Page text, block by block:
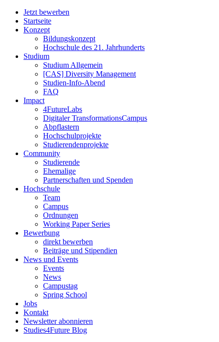
Jetzt bewerben
Startseite
Konzept
Bildungskonzept
Hochschule des 21. Jahrhunderts
Studium
Studium Allgemein
[CAS] Diversity Management
Studien-Info-Abend
FAQ
Impact
4FutureLabs
Digitaler TransformationsCampus
Abpflastern
Hochschulprojekte
Studierendenprojekte
Community
Studierende
Ehemalige
Partnerschaften und Spenden
Hochschule
Team
Campus
Ordnungen
Working Paper Series
Bewerbung
direkt bewerben
Beiträge und Stipendien
News und Events
Events
News
Campustag
Spring School
Jobs
Kontakt
Newsletter abonnieren
Studies4Future Blog